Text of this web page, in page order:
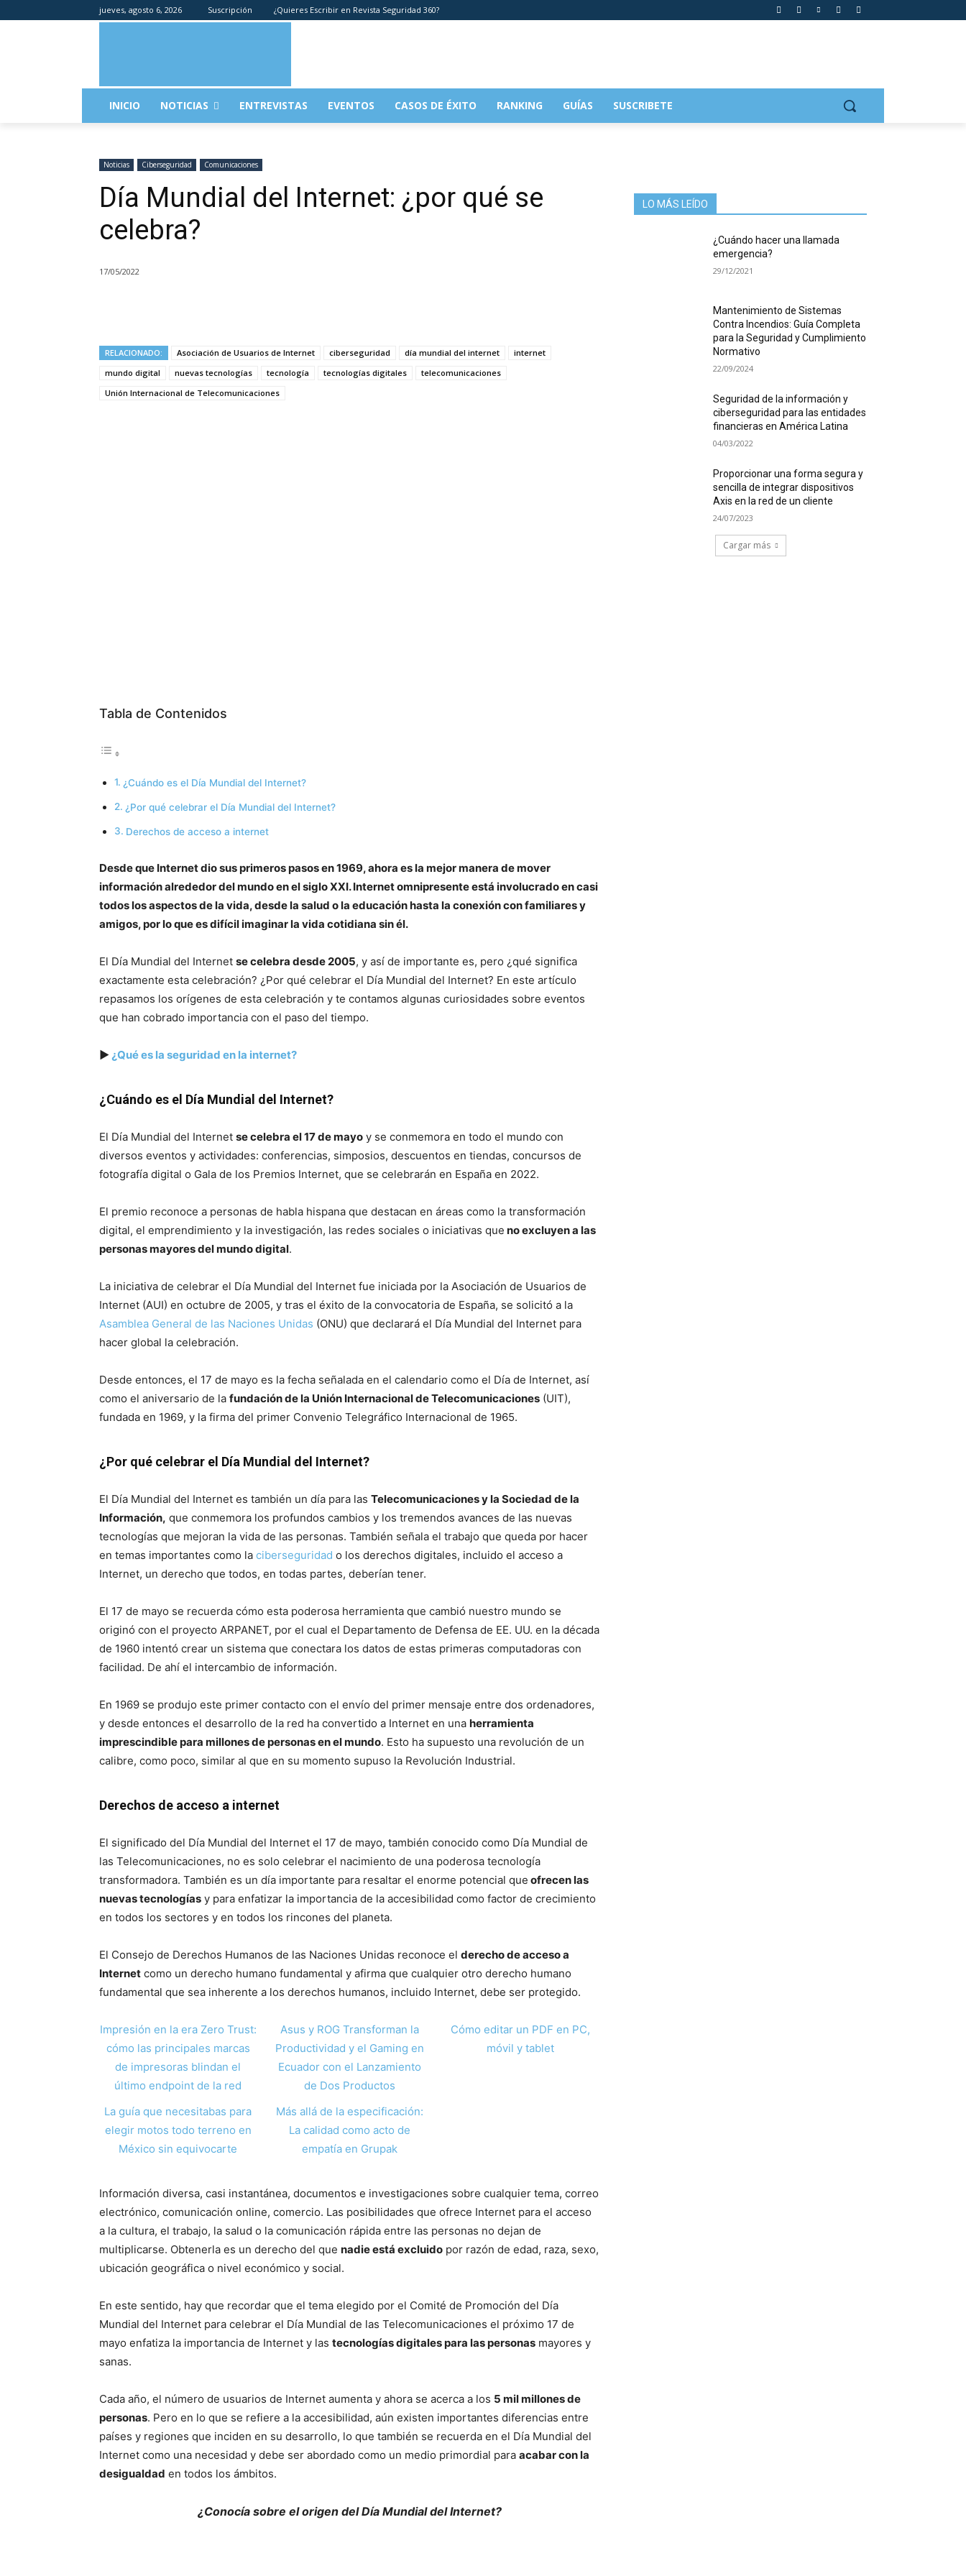
jueves, agosto 6, 2026 Suscripción ¿Quieres Escribir en Revista Seguridad 360?
INICIO NOTICIAS ENTREVISTAS EVENTOS CASOS DE ÉXITO RANKING GUÍAS SUSCRIBETE
Noticias Ciberseguridad Comunicaciones
Día Mundial del Internet: ¿por qué se
celebra?
17/05/2022
RELACIONADO: Asociación de Usuarios de Internet ciberseguridad día mundial del internet
internet
mundo digital
nuevas tecnologías tecnología tecnologías digitales
telecomunicaciones
Unión Internacional de Telecomunicaciones
Tabla de Contenidos
¿Cuándo es el Día Mundial del Internet?
¿Por qué celebrar el Día Mundial del Internet?
Derechos de acceso a internet
Desde que Internet dio sus primeros pasos en 1969, ahora es la mejor manera de mover
información alrededor del mundo en el siglo XXI. Internet omnipresente está involucrado en casi
todos los aspectos de la vida, desde la salud o la educación hasta la conexión con familiares y
amigos, por lo que es difícil imaginar la vida cotidiana sin él.
El Día Mundial del Internet se celebra desde 2005, y así de importante es, pero ¿qué significa
exactamente esta celebración? ¿Por qué celebrar el Día Mundial del Internet? En este artículo
repasamos los orígenes de esta celebración y te contamos algunas curiosidades sobre eventos
que han cobrado importancia con el paso del tiempo.
▶¿Qué es la seguridad en la internet?
¿Cuándo es el Día Mundial del Internet?
El Día Mundial del Internet se celebra el 17 de mayo y se conmemora en todo el mundo con
diversos eventos y actividades: conferencias, simposios, descuentos en tiendas, concursos de
fotografía digital o Gala de los Premios Internet, que se celebrarán en España en 2022.
El premio reconoce a personas de habla hispana que destacan en áreas como la transformación
digital, el emprendimiento y la investigación, las redes sociales o iniciativas que no excluyen a las
personas mayores del mundo digital.
La iniciativa de celebrar el Día Mundial del Internet fue iniciada por la Asociación de Usuarios de
Internet (AUI) en octubre de 2005, y tras el éxito de la convocatoria de España, se solicitó a la
Asamblea General de las Naciones Unidas (ONU) que declarará el Día Mundial del Internet para
hacer global la celebración.
Desde entonces, el 17 de mayo es la fecha señalada en el calendario como el Día de Internet, así
como el aniversario de la fundación de la Unión Internacional de Telecomunicaciones (UIT),
fundada en 1969, y la firma del primer Convenio Telegráfico Internacional de 1965.
¿Por qué celebrar el Día Mundial del Internet?
El Día Mundial del Internet es también un día para las Telecomunicaciones y la Sociedad de la
Información, que conmemora los profundos cambios y los tremendos avances de las nuevas
tecnologías que mejoran la vida de las personas. También señala el trabajo que queda por hacer
en temas importantes como la ciberseguridad o los derechos digitales, incluido el acceso a
Internet, un derecho que todos, en todas partes, deberían tener.
El 17 de mayo se recuerda cómo esta poderosa herramienta que cambió nuestro mundo se
originó con el proyecto ARPANET, por el cual el Departamento de Defensa de EE. UU. en la década
de 1960 intentó crear un sistema que conectara los datos de estas primeras computadoras con
facilidad. De ahí el intercambio de información.
En 1969 se produjo este primer contacto con el envío del primer mensaje entre dos ordenadores,
y desde entonces el desarrollo de la red ha convertido a Internet en una herramienta
imprescindible para millones de personas en el mundo. Esto ha supuesto una revolución de un
calibre, como poco, similar al que en su momento supuso la Revolución Industrial.
Derechos de acceso a internet
El significado del Día Mundial del Internet el 17 de mayo, también conocido como Día Mundial de
las Telecomunicaciones, no es solo celebrar el nacimiento de una poderosa tecnología
transformadora. También es un día importante para resaltar el enorme potencial que ofrecen las
nuevas tecnologías y para enfatizar la importancia de la accesibilidad como factor de crecimiento
en todos los sectores y en todos los rincones del planeta.
El Consejo de Derechos Humanos de las Naciones Unidas reconoce el derecho de acceso a
Internet como un derecho humano fundamental y afirma que cualquier otro derecho humano
fundamental que sea inherente a los derechos humanos, incluido Internet, debe ser protegido.
Impresión en la era Zero Trust:
cómo las principales marcas
de impresoras blindan el
último endpoint de la red
Asus y ROG Transforman la
Productividad y el Gaming en
Ecuador con el Lanzamiento
de Dos Productos
Cómo editar un PDF en PC,
móvil y tablet
La guía que necesitabas para
elegir motos todo terreno en
México sin equivocarte
Más allá de la especificación:
La calidad como acto de
empatía en Grupak
Información diversa, casi instantánea, documentos e investigaciones sobre cualquier tema, correo
electrónico, comunicación online, comercio. Las posibilidades que ofrece Internet para el acceso
a la cultura, el trabajo, la salud o la comunicación rápida entre las personas no dejan de
multiplicarse. Obtenerla es un derecho del que nadie está excluido por razón de edad, raza, sexo,
ubicación geográfica o nivel económico y social.
En este sentido, hay que recordar que el tema elegido por el Comité de Promoción del Día
Mundial del Internet para celebrar el Día Mundial de las Telecomunicaciones el próximo 17 de
mayo enfatiza la importancia de Internet y las tecnologías digitales para las personas mayores y
sanas.
Cada año, el número de usuarios de Internet aumenta y ahora se acerca a los 5 mil millones de
personas. Pero en lo que se refiere a la accesibilidad, aún existen importantes diferencias entre
países y regiones que inciden en su desarrollo, lo que también se recuerda en el Día Mundial del
Internet como una necesidad y debe ser abordado como un medio primordial para acabar con la
desigualdad en todos los ámbitos.
¿Conocía sobre el origen del Día Mundial del Internet?
LO MÁS LEÍDO
¿Cuándo hacer una llamada
emergencia?
29/12/2021
Mantenimiento de Sistemas
Contra Incendios: Guía Completa
para la Seguridad y Cumplimiento
Normativo
22/09/2024
Seguridad de la información y
ciberseguridad para las entidades
financieras en América Latina
04/03/2022
Proporcionar una forma segura y
sencilla de integrar dispositivos
Axis en la red de un cliente
24/07/2023
Cargar más